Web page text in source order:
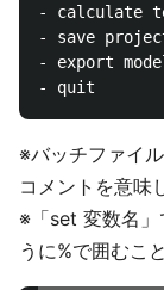
- calculate
- save
- export
※バッチファイ
コメントを意味
※「set 変数名」
うに%で囲むこ